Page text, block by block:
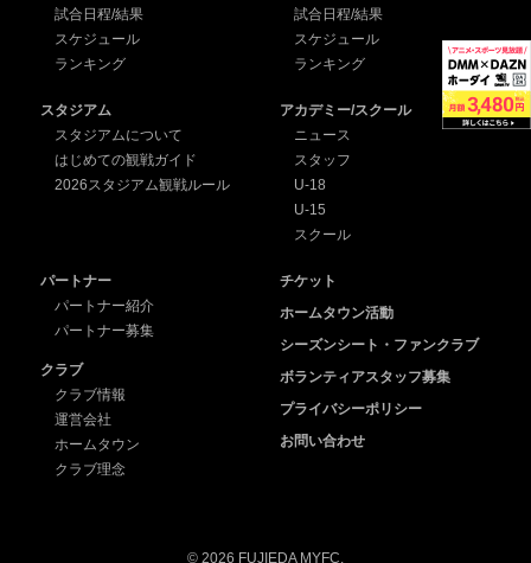
試合日程/結果
スケジュール
ランキング
試合日程/結果
スケジュール
ランキング
スタジアム
スタジアムについて
はじめての観戦ガイド
2026スタジアム観戦ルール
アカデミー/スクール
ニュース
スタッフ
U-18
U-15
スクール
パートナー
パートナー紹介
パートナー募集
クラブ
クラブ情報
運営会社
ホームタウン
クラブ理念
チケット
ホームタウン活動
シーズンシート・ファンクラブ
ボランティアスタッフ募集
プライバシーポリシー
お問い合わせ
© 2026 FUJIEDA MYFC.